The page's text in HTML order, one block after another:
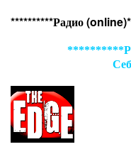
**********Радио